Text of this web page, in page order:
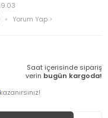
Yorum Yap
Saat içerisinde sipariş
verin bugün kargoda!
kazanırsınız!